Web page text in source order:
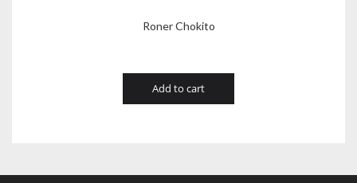
Roner Chokito
Add to cart